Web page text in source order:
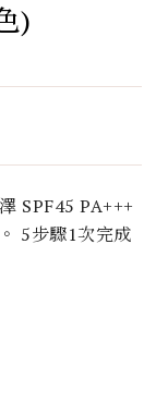
)
SPF45 PA+++
5步驟1次完成